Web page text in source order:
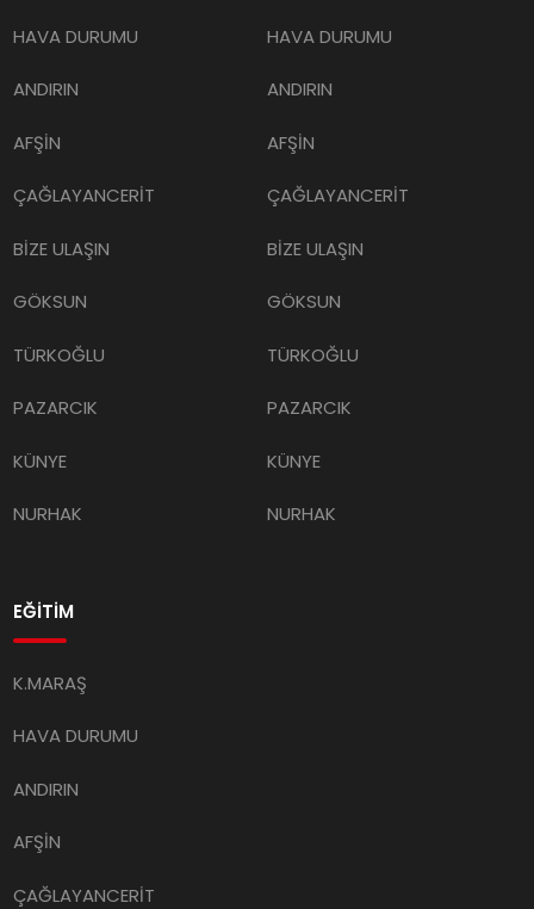
HAVA DURUMU
ANDIRIN
AFŞİN
ÇAĞLAYANCERİT
BİZE ULAŞIN
GÖKSUN
TÜRKOĞLU
PAZARCIK
KÜNYE
NURHAK
HAVA DURUMU
ANDIRIN
AFŞİN
ÇAĞLAYANCERİT
BİZE ULAŞIN
GÖKSUN
TÜRKOĞLU
PAZARCIK
KÜNYE
NURHAK
EĞİTİM
K.MARAŞ
HAVA DURUMU
ANDIRIN
AFŞİN
ÇAĞLAYANCERİT